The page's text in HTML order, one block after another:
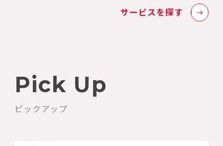
サービスを探す
Pick Up
ピックアップ